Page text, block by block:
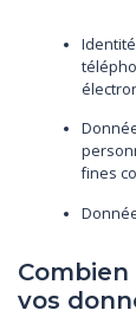
fines
vos